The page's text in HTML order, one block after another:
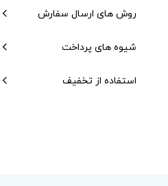
روش های ارسال سفارش
شیوه های پرداخت
استفاده از تخفیف